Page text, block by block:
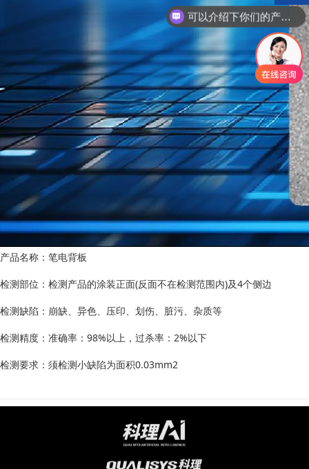
产品名称：笔电背板
检测部位：检测产品的涂装正面(反面不在检测范围内)及4个侧边
检测缺陷：崩缺、异色、压印、划伤、脏污、杂质等
检测精度：准确率：98%以上，过杀率：2%以下
检测要求：须检测小缺陷为面积0.03mm2
可以介绍下你们的产品么？